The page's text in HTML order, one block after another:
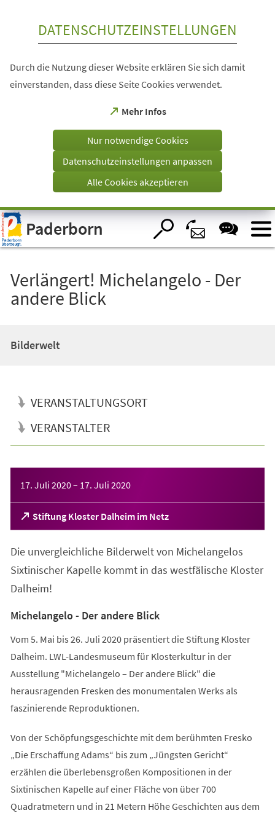
Visuelle
Assistenzsoftware
öffnen.
DATENSCHUTZEINSTELLUNGEN
Durch die Nutzung dieser Website erklären Sie sich damit
einverstanden, dass diese Seite Cookies verwendet.
Mehr Infos
(Öffnet
einem
Tab)
Nur notwendige Cookies
Datenschutzeinstellungen anpassen
Alle Cookies akzeptieren
Paderborn
Verlängert! Michelangelo - Der
andere Blick
Bilderwelt
VERANSTALTUNGSORT
VERANSTALTER
17. Juli 2020– 17. Juli 2020
Stiftung Kloster Dalheim im Netz
(Öffnet
in
neuen
Tab)
Die unvergleichliche Bilderwelt von Michelangelos
Sixtinischer Kapelle kommt in das westfälische Kloster
Dalheim!
Michelangelo - Der andere Blick
Vom 5. Mai bis 26. Juli 2020 präsentiert die Stiftung Kloster
Dalheim. LWL-Landesmuseum für Klosterkultur in der
Ausstellung "Michelangelo – Der andere Blick" die
herausragenden Fresken des monumentalen Werks als
faszinierende Reproduktionen.
Von der Schöpfungsgeschichte mit dem berühmten Fresko
„Die Erschaffung Adams“ bis zum „Jüngsten Gericht“
erzählen die überlebensgroßen Kompositionen in der
Sixtinischen Kapelle auf einer Fläche von über 700
Quadratmetern und in 21 Metern Höhe Geschichten aus dem